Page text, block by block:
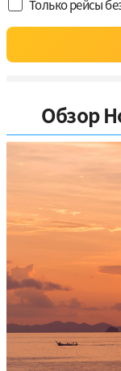
Только рейсы
Обзор